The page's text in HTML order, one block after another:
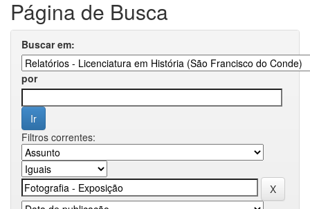
Página de Busca
Buscar em:
por
Filtros correntes: